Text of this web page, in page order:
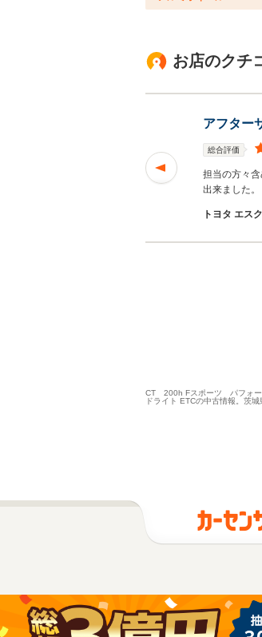
お店のクチ
アフター
総合評価
担当の方々
出来ました
トヨタ エス
CT 200h Fスポーツ パフォー
ドライト ETCの中古情報。茨